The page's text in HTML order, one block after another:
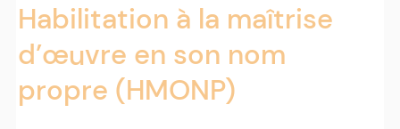
Habilitation à la maîtrise
d’œuvre en son nom
propre (HMONP)